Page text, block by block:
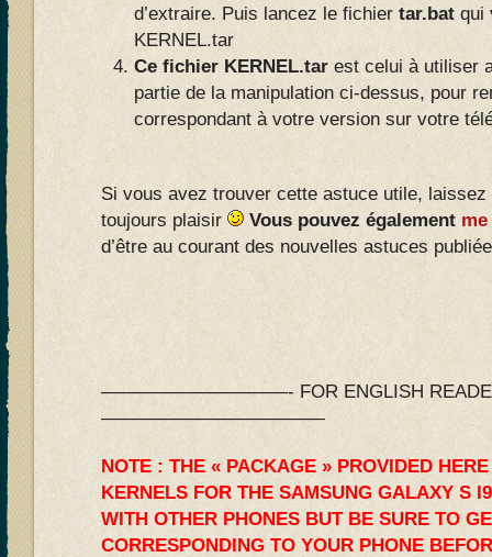
d’extraire. Puis lancez le fichier tar.bat qui
KERNEL.tar
Ce fichier KERNEL.tar est celui à utiliser
partie de la manipulation ci-dessus, pour
correspondant à votre version sur votre
Si vous avez trouver cette astuce utile,
toujours plaisir
Vous pouvez également
d’être au courant des nouvelles astuces
——————————- FOR ENGLISH
————————————
NOTE : THE « PACKAGE » PROVIDED
KERNELS FOR THE SAMSUNG GALAXY S
WITH OTHER PHONES BUT BE SURE TO
CORRESPONDING TO YOUR PHONE